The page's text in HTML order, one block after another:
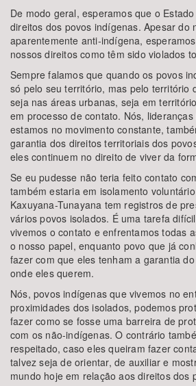
De modo geral, esperamos que o
direitos dos povos indígenas. Apesar do
aparentemente anti-indígena,
nossos direitos como têm sido violados
Sempre falamos que quando os povos
só pelo seu território, mas pelo território
seja nas áreas urbanas, seja em
em processo de contato. Nós,
estamos no movimento constante,
garantia dos direitos territoriais dos
eles continuem no direito de viver da
Se eu pudesse não teria feito contato
também estaria em isolamento
Kaxuyana-Tunayana tem registros de
vários povos isolados. É uma tarefa
vivemos o contato e enfrentamos todas
o nosso papel, enquanto povo que já
fazer com que eles tenham a garantia
onde eles querem.
Nós, povos indígenas que vivemos no
proximidades dos isolados, podemos
fazer como se fosse uma barreira de
com os não-indígenas. O contrário
respeitado, caso eles queiram fazer
talvez seja de orientar, de auxiliar e
mundo hoje em relação aos direitos dos